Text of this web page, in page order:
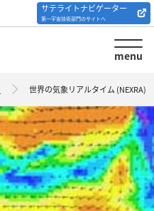
サテライトナビゲーター
第一宇宙技術部門のサイトへ
menu
解析ツール/サイトの
紹介
世界の気象リアルタイム (NEXRA)